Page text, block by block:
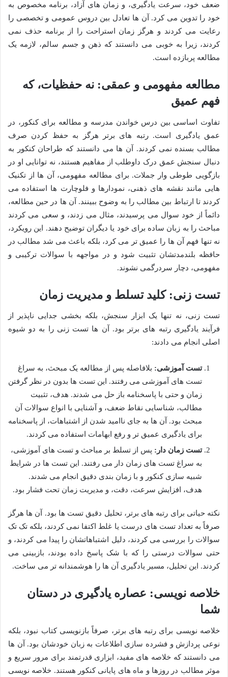
ضعف خود، سرعت یادگیری، و زمان های آزاد، برنامه مخصوص به
خود را تدوین می کرد. آن ها تعادل بین دروس عمومی و تخصصی را
رعایت می کردند و هرگز زمان استراحت را از برنامه حذف نمی
کردند، زیرا به خوبی می دانستند که ذهن و جسم سالم، لازمه یک
مطالعه پربازده است.
مطالعه مفهومی و عمقی: نه حفظیات، که
فهم عمیق
تفاوت اساسی بین درس خواندن مدرسه و مطالعه برای کنکور، در
عمق یادگیری است. رتبه های برتر هرگز به حفظ کردن صرف
مطالب بسنده نمی کردند. آن ها می دانستند که طراحان کنکور به
دنبال سنجش عمق درک داوطلب از مفاهیم هستند، نه توانایی او در
بازگویی طوطی وار جملات. برای مطالعه مفهومی، آن ها از تکنیک
هایی مانند نقشه های ذهنی، نمودارها و فلوچارت ها استفاده می
کردند تا ارتباط بین مطالب را به وضوح ببینند. آن ها در حین مطالعه،
دائماً از خود سوال می پرسیدند، مثال می زدند، و سعی می کردند
مباحث را به زبان ساده برای خود یا دیگران توضیح دهند. این رویکرد،
نه تنها فهم آن ها را عمیق تر می کرد، بلکه باعث می شد مطالب در
حافظه بلندمدتشان تثبیت شود و در مواجهه با سوالات ترکیبی و
مفهومی، دچار سردرگمی نشوند.
تست زنی: کلید تسلط و مدیریت زمان
تست زنی، نه تنها یک ابزار سنجش، بلکه بخشی جدایی ناپذیر از
فرآیند یادگیری رتبه های برتر بود. آن ها تست زنی را به دو شیوه
اصلی انجام می دادند:
تست آموزشی: بلافاصله پس از مطالعه یک مبحث، به سراغ
تست های آموزشی می رفتند. این تست ها بدون در نظر گرفتن
زمان و حتی با پاسخنامه باز حل می شدند. هدف، تثبیت
مطالب، شناسایی نقاط ضعف، و آشنایی با انواع سوالات آن
مبحث بود. آن ها به جای ناامید شدن از اشتباهات، از پاسخنامه
برای یادگیری عمیق تر و رفع ابهامات استفاده می کردند.
تست زمان دار: پس از تسلط بر مباحث و تست های آموزشی،
به سراغ تست های زمان دار می رفتند. این تست ها در شرایط
شبیه سازی کنکور و با زمان بندی دقیق انجام می شدند.
هدف، افزایش سرعت، دقت، و مدیریت زمان تحت فشار بود.
نکته حیاتی برای رتبه های برتر، تحلیل دقیق تست ها بود. آن ها هرگز
صرفاً به تعداد تست های درست یا غلط اکتفا نمی کردند، بلکه تک تک
سوالات را بررسی می کردند، دلیل اشتباهاتشان را پیدا می کردند، و
حتی سوالات درستی را که با شک پاسخ داده بودند، بازبینی می
کردند. این تحلیل، مسیر یادگیری آن ها را هوشمندانه تر می ساخت.
خلاصه نویسی: عصاره یادگیری در دستان
شما
خلاصه نویسی برای رتبه های برتر، صرفاً بازنویسی کتاب نبود، بلکه
نوعی پردازش و فشرده سازی اطلاعات به زبان خودشان بود. آن ها
می دانستند که خلاصه های مفید، ابزاری قدرتمند برای مرور سریع و
موثر مطالب در روزها و ماه های پایانی کنکور هستند. خلاصه نویسی